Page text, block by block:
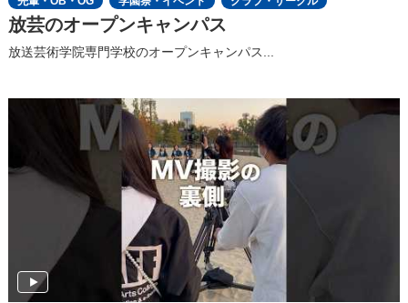
放芸のオープンキャンパス
放送芸術学院専門学校のオープンキャンパス...